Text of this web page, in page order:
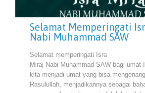
Selamat Memperingati
Nabi Muhammad SAW
Selamat memperingati Isra
Miraj Nabi Muhammad SAW bagi umat
kita menjadi umat yang bisa
Rasulullah, menjadikannya sebagai